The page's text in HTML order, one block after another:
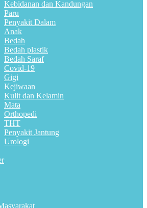
Kebidanan dan Kandungan
Paru
Penyakit Dalam
Anak
Bedah
Bedah plastik
Bedah Saraf
Covid-19
Gigi
Kejiwaan
Kulit dan Kelamin
Mata
Orthopedi
THT
Penyakit Jantung
Urologi